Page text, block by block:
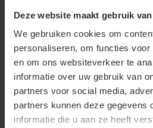
Deze website maakt gebruik
We gebruiken cookies om
personaliseren, om functies
en om ons websiteverkeer te
informatie over uw gebruik van
partners voor social media,
partners kunnen deze gegevens
informatie die u aan ze heeft
In de loop van het najaar
(eventueel de uitgebloeide
bevordert de aanmaak van
Kniphofia 'Mango Popsicle'
bij strenge vorst, is het aan te
de tuinplant te bedekken met